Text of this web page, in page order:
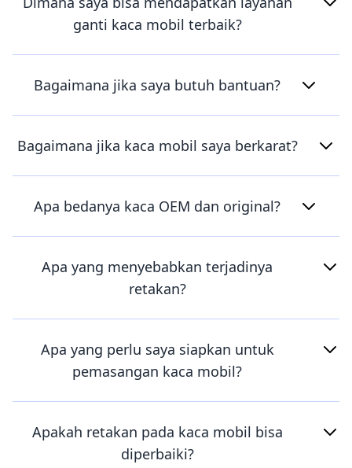
ganti kaca mobil terbaik?
Bagaimana jika saya butuh bantuan?
Bagaimana jika kaca mobil saya berkarat?
Apa bedanya kaca OEM dan original?
Apa yang menyebabkan terjadinya
retakan?
Apa yang perlu saya siapkan untuk
pemasangan kaca mobil?
Apakah retakan pada kaca mobil bisa
diperbaiki?